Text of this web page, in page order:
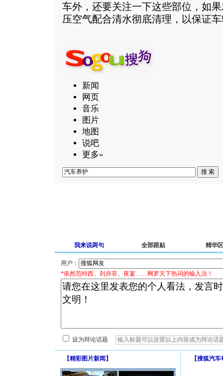
车外，还要关注一下这些部位，如
压空气配合清水彻底清理，以保证
新闻
网页
音乐
图片
地图
说吧
更多»
我来说两句 全部跟贴 精华区
用户：
*依然范特西、刘亦菲、夜宴……网罗天下热词的输入法！
设为辩论话题
【精彩图片新闻 】 【搜狐汽车